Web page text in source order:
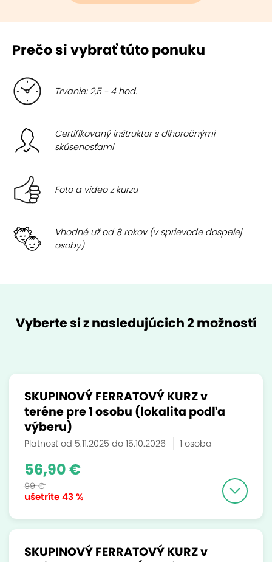
Prečo si vybrať túto ponuku
Trvanie: 2,5 - 4 hod.
Certifikovaný inštruktor s dlhoročnými
skúsenosťami
Foto a video z kurzu
Vhodné už od 8 rokov (v sprievode dospelej
osoby)
Vyberte si z nasledujúcich 2 možností
SKUPINOVÝ FERRATOVÝ KURZ v
teréne pre 1 osobu (lokalita podľa
výberu)
Platnosť od 5.11.2025 do 15.10.2026 1 osoba
ušetríte43 %
56,90 €
99 €
SKUPINOVÝ FERRATOVÝ KURZ v